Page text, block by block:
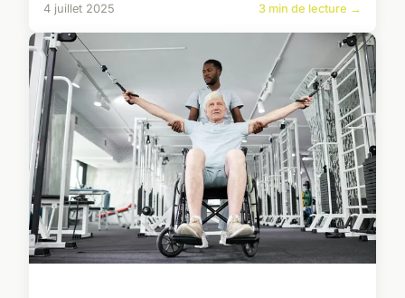
4 juillet 2025 3 min de lecture →